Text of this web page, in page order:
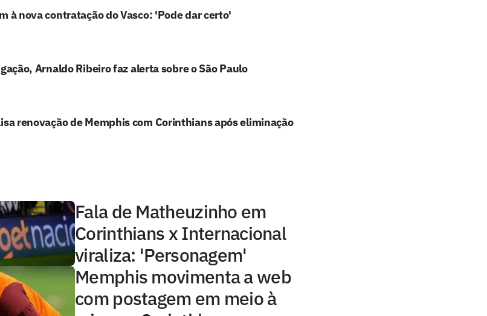
à nova contratação do Vasco: 'Pode dar certo'
Arnaldo Ribeiro faz alerta sobre o São Paulo
renovação de Memphis com Corinthians após eliminação
Fala de Matheuzinho em
Corinthians x Internacional
viraliza: 'Personagem'
Memphis movimenta a web
com postagem em meio à